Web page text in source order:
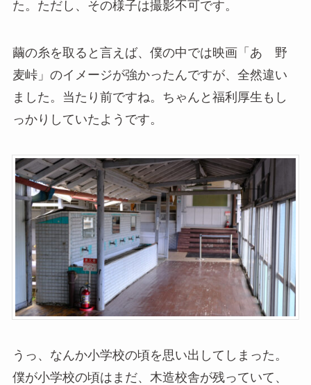
た。ただし、その様子は撮影不可です。
繭の糸を取ると言えば、僕の中では映画「あゝ野
麦峠」のイメージが強かったんですが、全然違い
ました。当たり前ですね。ちゃんと福利厚生もし
っかりしていたようです。
うっ、なんか小学校の頃を思い出してしまった。
僕が小学校の頃はまだ、木造校舎が残っていて、